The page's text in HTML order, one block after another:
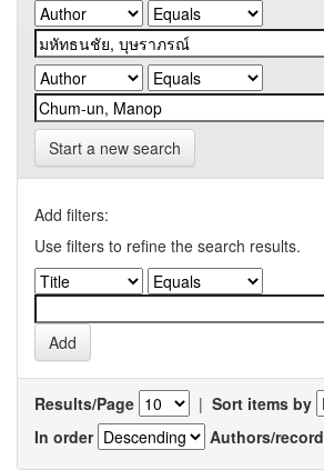
Start a new search
Add filters:
Use filters to refine the search results.
Results/Page | Sort items by
In order
Authors/record